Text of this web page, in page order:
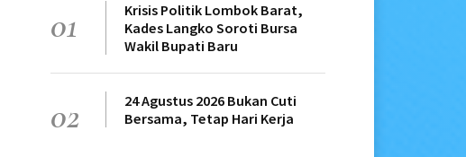
01
Krisis Politik Lombok Barat,
Kades Langko Soroti Bursa
Wakil Bupati Baru
02
24 Agustus 2026 Bukan Cuti
Bersama, Tetap Hari Kerja